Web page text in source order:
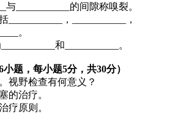
与___________的间隙称嗅裂。
，___________，
。
和___________。
题，每小题5分，共30分）
视野检查有何意义？
的治疗。
疗原则。